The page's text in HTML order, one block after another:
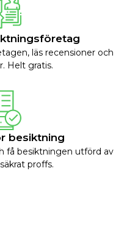
läs recensioner och
Helt gratis.
besiktning
få besiktningen utförd av
proffs.